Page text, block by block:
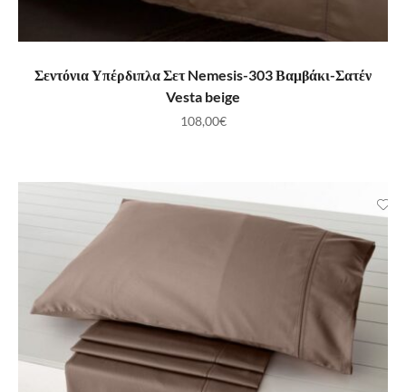
ΠΡΟΣΘΉΚΗ ΣΤΟ ΚΑΛΆΘΙ
Σεντόνια Υπέρδιπλα Σετ Nemesis-303 Βαμβάκι-Σατέν
Vesta beige
108,00€